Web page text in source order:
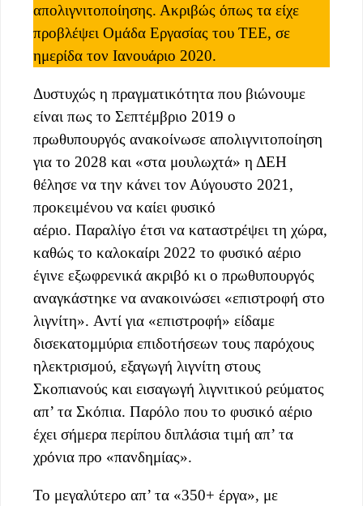
απολιγνιτοποίησης. Ακριβώς όπως τα είχε
προβλέψει Ομάδα Εργασίας του ΤΕΕ, σε
ημερίδα τον Ιανουάριο 2020.
Δυστυχώς η πραγματικότητα που βιώνουμε
είναι πως το Σεπτέμβριο 2019 ο
πρωθυπουργός ανακοίνωσε απολιγνιτοποίηση
για το 2028 και «στα μουλωχτά» η ΔΕΗ
θέλησε να την κάνει τον Αύγουστο 2021,
προκειμένου να καίει φυσικό
αέριο. Παραλίγο έτσι να καταστρέψει τη χώρα,
καθώς το καλοκαίρι 2022 το φυσικό αέριο
έγινε εξωφρενικά ακριβό κι ο πρωθυπουργός
αναγκάστηκε να ανακοινώσει «επιστροφή στο
λιγνίτη». Αντί για «επιστροφή» είδαμε
δισεκατομμύρια επιδοτήσεων τους παρόχους
ηλεκτρισμού, εξαγωγή λιγνίτη στους
Σκοπιανούς και εισαγωγή λιγνιτικού ρεύματος
απ’ τα Σκόπια. Παρόλο που το φυσικό αέριο
έχει σήμερα περίπου διπλάσια τιμή απ’ τα
χρόνια προ «πανδημίας».
Το μεγαλύτερο απ’ τα «350+ έργα», με